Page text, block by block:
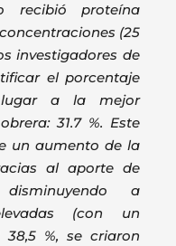
recibió proteína
(25
investigadores de
el porcentaje
a la mejor
31.7 %. Este
un aumento de la
al aporte de
a
(con un
%, se criaron